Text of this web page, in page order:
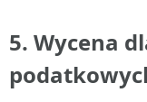
5. Wycena